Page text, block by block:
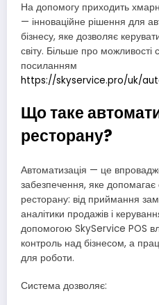
На допомогу приходить
— інноваційне рішення для
бізнесу, яке дозволяє
світу. Більше про можливості
посиланням
https://skyservice.pro/uk/
Що таке
ресторану?
Автоматизація — це
забезпечення, яке допомагає
ресторану: від приймання
аналітики продажів і
допомогою SkyService POS
контроль над бізнесом, а
для роботи.
Система дозволяє: